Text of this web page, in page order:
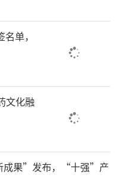
单，
文化融
成果”发布，“十强”产